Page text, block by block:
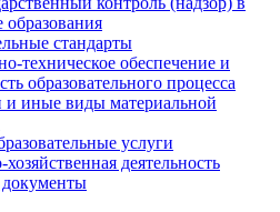
образования
стандарты
техническое обеспечение и
образовательного процесса
иные виды материальной
услуги
деятельность